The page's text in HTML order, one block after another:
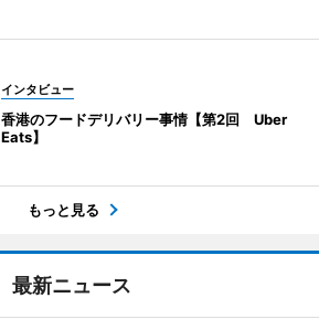
インタビュー
香港のフードデリバリー事情【第2回 Uber
Eats】
もっと見る
最新ニュース